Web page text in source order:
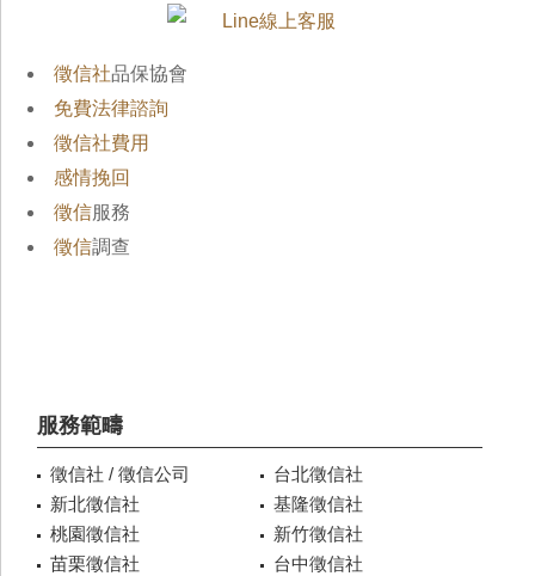
徵信社品保協會
免費法律諮詢
徵信社費用
感情挽回
徵信服務
徵信調查
服務範疇
徵信社 / 徵信公司
台北徵信社
新北徵信社
基隆徵信社
桃園徵信社
新竹徵信社
苗栗徵信社
台中徵信社